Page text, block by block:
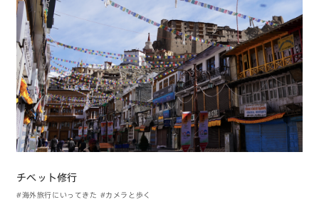
チベット修行
#海外旅行にいってきた #カメラと歩く